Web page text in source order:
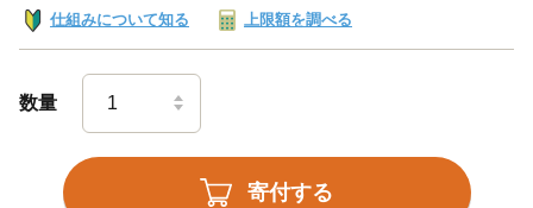
仕組みについて知る 上限額を調べる
数量
寄付する